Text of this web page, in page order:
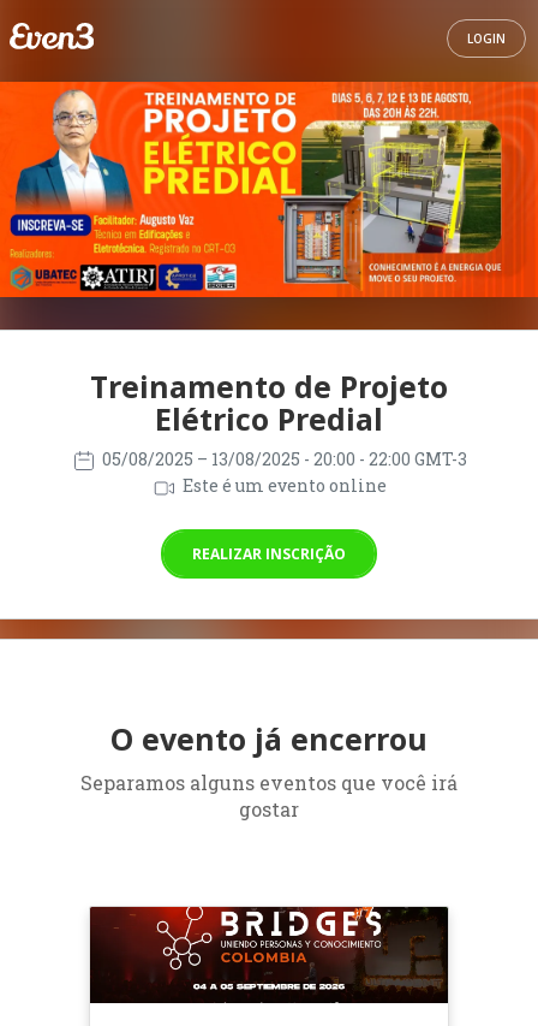
LOGIN
Treinamento de Projeto
Elétrico Predial
05/08/2025 – 13/08/2025 - 20:00 - 22:00 GMT-3
Este é um evento online
REALIZAR INSCRIÇÃO
O evento já encerrou
Separamos alguns eventos que você irá
gostar